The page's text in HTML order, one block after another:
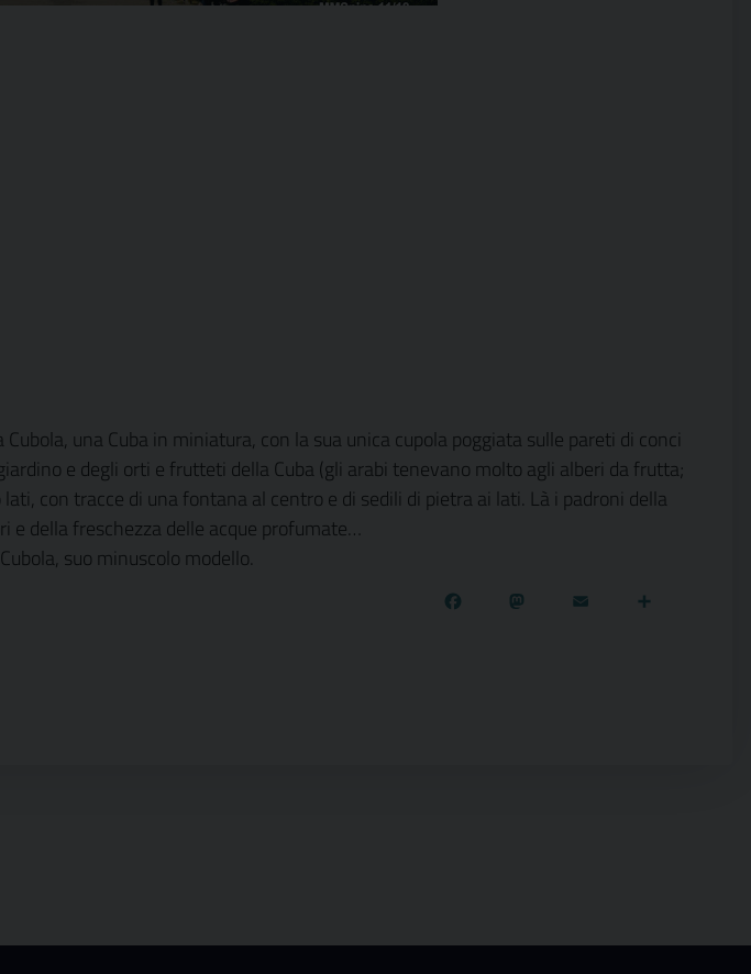
una Cuba in miniatura, con la sua unica cupola poggiata sulle pareti di conci
e degli orti e frutteti della Cuba (gli arabi tenevano molto agli alberi da frutta;
con tracce di una fontana al centro e di sedili di pietra ai lati. Là i padroni della
e della freschezza delle acque profumate…
suo minuscolo modello.
Facebook
Mastodon
Email